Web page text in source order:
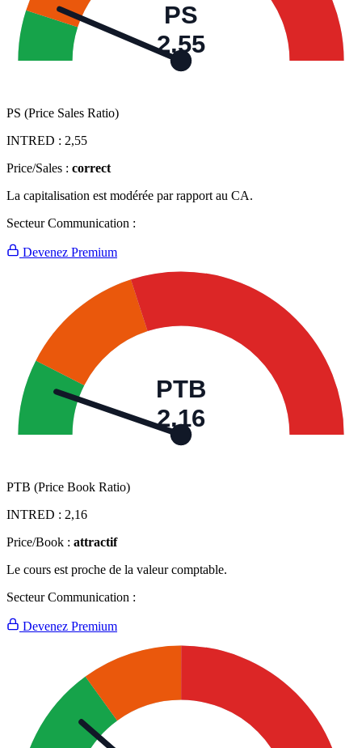
PS
2,55
PS (Price Sales Ratio)
INTRED : 2,55
Price/Sales : correct
La capitalisation est modérée par rapport au CA.
Secteur Communication :
Devenez Premium
PTB
2,16
PTB (Price Book Ratio)
INTRED : 2,16
Price/Book : attractif
Le cours est proche de la valeur comptable.
Secteur Communication :
Devenez Premium